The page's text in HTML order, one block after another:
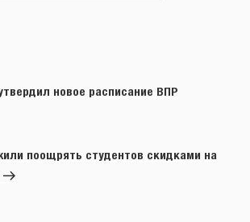
новое расписание ВПР
поощрять студентов скидками на